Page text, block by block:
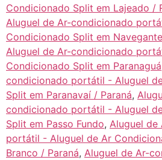
Condicionado Split em Lajeado /
Aluguel de Ar-condicionado
Condicionado Split em
Aluguel de Ar-condicionado
Condicionado Split em Paranaguá
condicionado portátil - Aluguel
Split em Paranavaí / Paraná,
condicionado portátil - Aluguel
Split em Passo Fundo, Aluguel de
portátil - Aluguel de Ar
Branco / Paraná, Aluguel de Ar-